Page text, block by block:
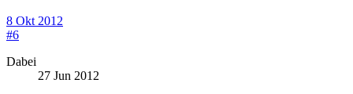
8 Okt 2012
#6
Dabei
27 Jun 2012